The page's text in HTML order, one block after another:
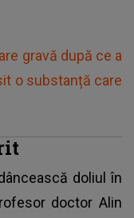
gravă după ce a
o substanță care
doliul în
doctor Alin